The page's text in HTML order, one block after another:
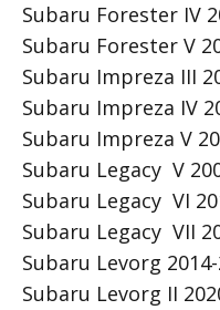
Subaru Forester IV
Subaru Forester V
Subaru Impreza III
Subaru Impreza IV
Subaru Impreza V
Subaru Legacy V
Subaru Legacy VI
Subaru Legacy VII
Subaru Levorg
Subaru Levorg II